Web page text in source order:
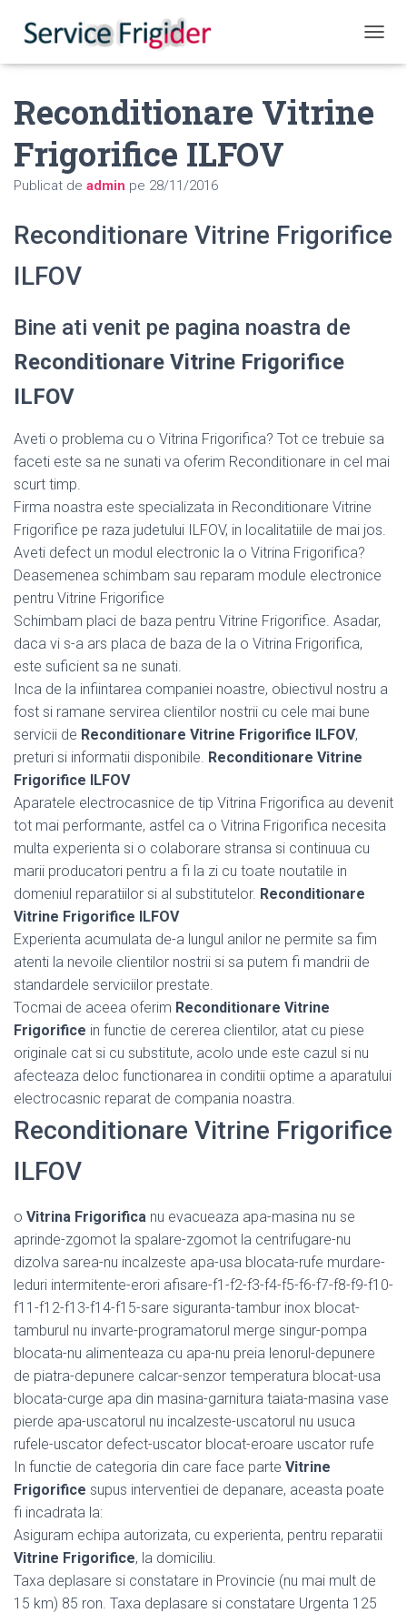
Reconditionare Vitrine
Frigorifice ILFOV
Publicat de admin pe 28/11/2016
Reconditionare Vitrine Frigorifice
ILFOV
Bine ati venit pe pagina noastra de
Reconditionare Vitrine Frigorifice
ILFOV
Aveti o problema cu o Vitrina Frigorifica? Tot ce trebuie sa
faceti este sa ne sunati va oferim Reconditionare in cel mai
scurt timp.
Firma noastra este specializata in Reconditionare Vitrine
Frigorifice pe raza judetului ILFOV, in localitatiile de mai jos.
Aveti defect un modul electronic la o Vitrina Frigorifica?
Deasemenea schimbam sau reparam module electronice
pentru Vitrine Frigorifice
Schimbam placi de baza pentru Vitrine Frigorifice. Asadar,
daca vi s-a ars placa de baza de la o Vitrina Frigorifica,
este suficient sa ne sunati.
Inca de la infiintarea companiei noastre, obiectivul nostru a
fost si ramane servirea clientilor nostrii cu cele mai bune
servicii de Reconditionare Vitrine Frigorifice ILFOV,
preturi si informatii disponibile. Reconditionare Vitrine
Frigorifice ILFOV
Aparatele electrocasnice de tip Vitrina Frigorifica au devenit
tot mai performante, astfel ca o Vitrina Frigorifica necesita
multa experienta si o colaborare stransa si continuua cu
marii producatori pentru a fi la zi cu toate noutatile in
domeniul reparatiilor si al substitutelor. Reconditionare
Vitrine Frigorifice ILFOV
Experienta acumulata de-a lungul anilor ne permite sa fim
atenti la nevoile clientilor nostrii si sa putem fi mandrii de
standardele serviciilor prestate.
Tocmai de aceea oferim Reconditionare Vitrine
Frigorifice in functie de cererea clientilor, atat cu piese
originale cat si cu substitute, acolo unde este cazul si nu
afecteaza deloc functionarea in conditii optime a aparatului
electrocasnic reparat de compania noastra.
Reconditionare Vitrine Frigorifice
ILFOV
o Vitrina Frigorifica nu evacueaza apa-masina nu se
aprinde-zgomot la spalare-zgomot la centrifugare-nu
dizolva sarea-nu incalzeste apa-usa blocata-rufe murdare-
leduri intermitente-erori afisare-f1-f2-f3-f4-f5-f6-f7-f8-f9-f10-
f11-f12-f13-f14-f15-sare siguranta-tambur inox blocat-
tamburul nu invarte-programatorul merge singur-pompa
blocata-nu alimenteaza cu apa-nu preia lenorul-depunere
de piatra-depunere calcar-senzor temperatura blocat-usa
blocata-curge apa din masina-garnitura taiata-masina vase
pierde apa-uscatorul nu incalzeste-uscatorul nu usuca
rufele-uscator defect-uscator blocat-eroare uscator rufe
In functie de categoria din care face parte Vitrine
Frigorifice supus interventiei de depanare, aceasta poate
fi incadrata la:
Asiguram echipa autorizata, cu experienta, pentru reparatii
Vitrine Frigorifice, la domiciliu.
Taxa deplasare si constatare in Provincie (nu mai mult de
15 km) 85 ron. Taxa deplasare si constatare Urgenta 125